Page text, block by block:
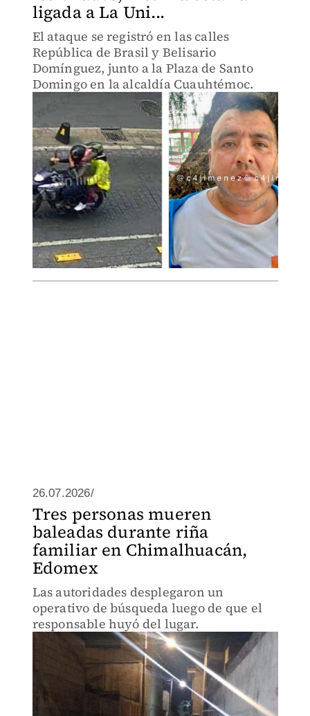
ligada a La Uni...
El ataque se registró en las calles
República de Brasil y Belisario
Domínguez, junto a la Plaza de Santo
Domingo en la alcaldía Cuauhtémoc.
26.07.2026/
Tres personas mueren
baleadas durante riña
familiar en Chimalhuacán,
Edomex
Las autoridades desplegaron un
operativo de búsqueda luego de que el
responsable huyó del lugar.